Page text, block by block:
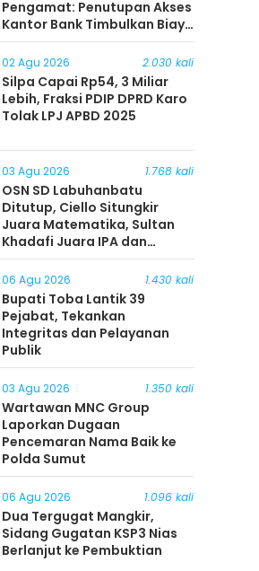
Pengamat: Penutupan Akses
Kantor Bank Timbulkan Biaya
Ekonomi bagi Masyarakat
02 Agu 2026 2.030 kali
Silpa Capai Rp54, 3 Miliar
Lebih, Fraksi PDIP DPRD Karo
Tolak LPJ APBD 2025
03 Agu 2026 1.768 kali
OSN SD Labuhanbatu
Ditutup, Ciello Situngkir
Juara Matematika, Sultan
Khadafi Juara IPA dan
Timothy Rangkuti Juara IPS
06 Agu 2026 1.430 kali
Bupati Toba Lantik 39
Pejabat, Tekankan
Integritas dan Pelayanan
Publik
03 Agu 2026 1.350 kali
Wartawan MNC Group
Laporkan Dugaan
Pencemaran Nama Baik ke
Polda Sumut
06 Agu 2026 1.096 kali
Dua Tergugat Mangkir,
Sidang Gugatan KSP3 Nias
Berlanjut ke Pembuktian